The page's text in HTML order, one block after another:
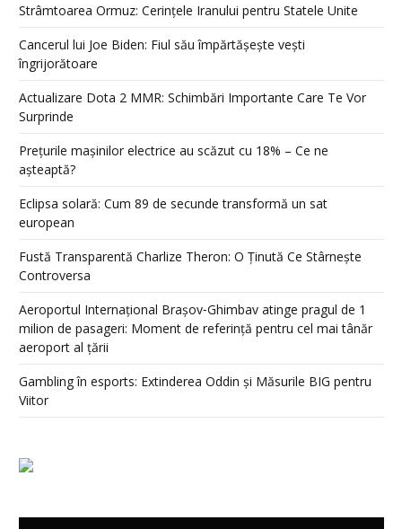
Strâmtoarea Ormuz: Cerințele Iranului pentru Statele Unite
Cancerul lui Joe Biden: Fiul său împărtășește vești
îngrijorătoare
Actualizare Dota 2 MMR: Schimbări Importante Care Te Vor
Surprinde
Prețurile mașinilor electrice au scăzut cu 18% – Ce ne
așteaptă?
Eclipsa solară: Cum 89 de secunde transformă un sat
european
Fustă Transparentă Charlize Theron: O Ținută Ce Stârnește
Controversa
Aeroportul Internațional Brașov‑Ghimbav atinge pragul de 1
milion de pasageri: Moment de referință pentru cel mai tânăr
aeroport al țării
Gambling în esports: Extinderea Oddin și Măsurile BIG pentru
Viitor